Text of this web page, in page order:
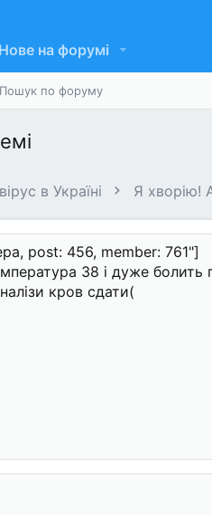
Нове на форумі
Пошук по форуму
в Україні Я хворію!